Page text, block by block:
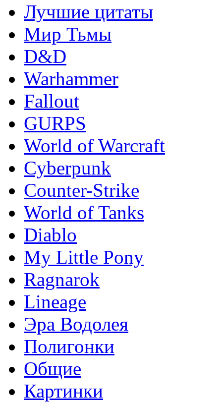
Лучшие цитаты
Мир Тьмы
D&D
Warhammer
Fallout
GURPS
World of Warcraft
Сyberpunk
Counter-Strike
World of Tanks
Diablo
My Little Pony
Ragnarok
Lineage
Эра Водолея
Полигонки
Общие
Картинки